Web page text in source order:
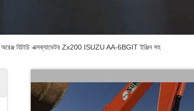
অরেঞ্জ হিটাচি এক্সক্যাভেটর Zx200 ISUZU AA-6BGIT ইঞ্জিন সহ